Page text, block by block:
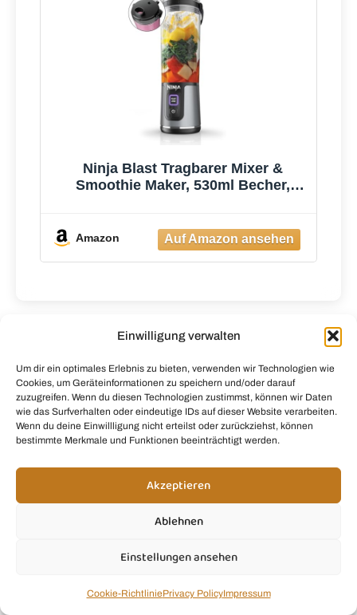
Einwilligung verwalten
Um dir ein optimales Erlebnis zu bieten, verwenden wir Technologien wie
Cookies, um Geräteinformationen zu speichern und/oder darauf
zuzugreifen. Wenn du diesen Technologien zustimmst, können wir Daten
wie das Surfverhalten oder eindeutige IDs auf dieser Website verarbeiten.
Wenn du deine Einwillligung nicht erteilst oder zurückziehst, können
bestimmte Merkmale und Funktionen beeinträchtigt werden.
Akzeptieren
Ablehnen
Einstellungen ansehen
Cookie-RichtliniePrivacy PolicyImpressum
Ninja Blast Tragbarer Mixer &
Smoothie Maker, 530ml Becher,
Amazon
Du brauchst Hilfe, hast eine Frage zu unseren
Rezepten oder möchtest uns einfach etwas
mitteilen? Ich freue mich, von dir zu hören! 💚
Smoothie Infos